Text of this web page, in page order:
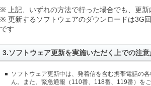
※ 上記、いずれの方法で行った場合でも、更新
※ 更新するソフトウェアのダウンロードは3G
です
3.ソフトウェア更新を実施いただく上での注意
ソフトウェア更新中は、発着信を含む携帯電話の
ん。また、緊急通報（110番、118番、119番）を